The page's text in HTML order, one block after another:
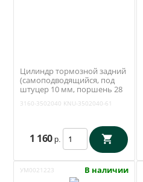
Цилиндр тормозной задний
(самоподводящийся, под
штуцер 10 мм, поршень 28
(Tanaki) 3160-3502040
3160-3502040 KNU-3502040-61
1 160 р.
УМ0021223 В наличии